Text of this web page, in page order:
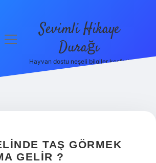
menüyü
Sevimli Hikaye
Durağı
Hayvan dostu neşeli bilgiler keşfet!
TAŞ GÖRMEK
GELIR ?